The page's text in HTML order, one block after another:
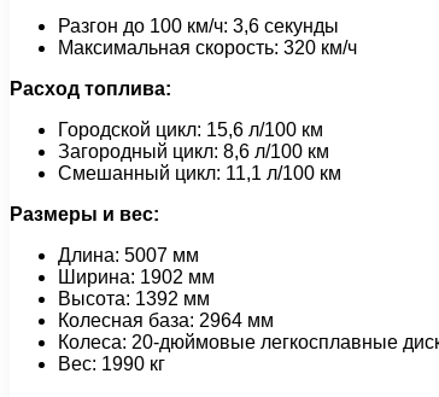
Разгон до 100 км/ч: 3,6 секунды
Максимальная скорость: 320 км/ч
Расход топлива:
Городской цикл: 15,6 л/100 км
Загородный цикл: 8,6 л/100 км
Смешанный цикл: 11,1 л/100 км
Размеры и вес:
Длина: 5007 мм
Ширина: 1902 мм
Высота: 1392 мм
Колесная база: 2964 мм
Колеса: 20-дюймовые легкосплавные
Вес: 1990 кг